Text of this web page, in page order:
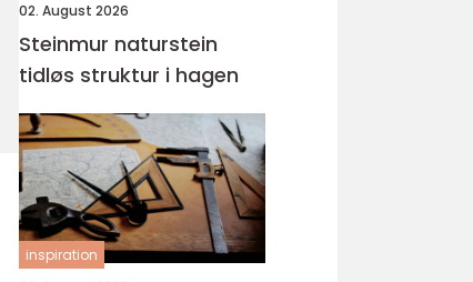
02. August 2026
Steinmur naturstein
tidløs struktur i hagen
inspiration